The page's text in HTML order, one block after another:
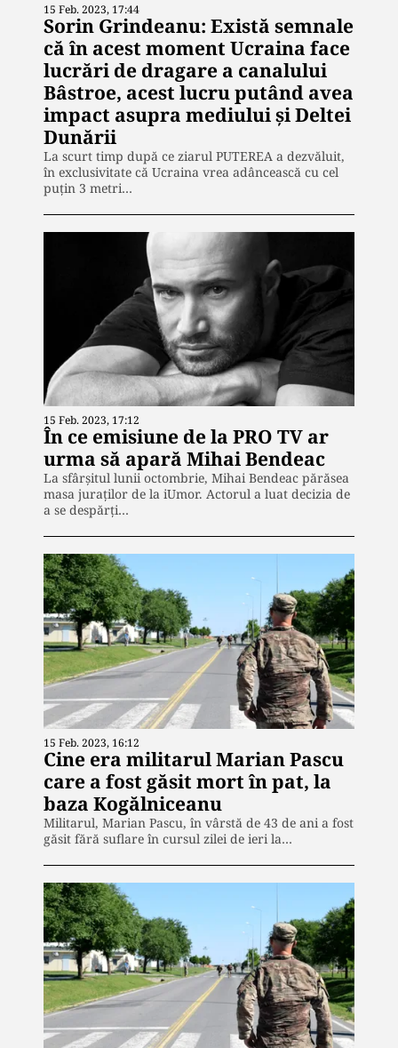
15 Feb. 2023, 17:44
Sorin Grindeanu: Există semnale
că în acest moment Ucraina face
lucrări de dragare a canalului
Bâstroe, acest lucru putând avea
impact asupra mediului şi Deltei
Dunării
La scurt timp după ce ziarul PUTEREA a dezvăluit,
în exclusivitate că Ucraina vrea adâncească cu cel
puțin 3 metri…
15 Feb. 2023, 17:12
În ce emisiune de la PRO TV ar
urma să apară Mihai Bendeac
La sfârșitul lunii octombrie, Mihai Bendeac părăsea
masa juraților de la iUmor. Actorul a luat decizia de
a se despărți…
15 Feb. 2023, 16:12
Cine era militarul Marian Pascu
care a fost găsit mort în pat, la
baza Kogălniceanu
Militarul, Marian Pascu, în vârstă de 43 de ani a fost
găsit fără suflare în cursul zilei de ieri la…